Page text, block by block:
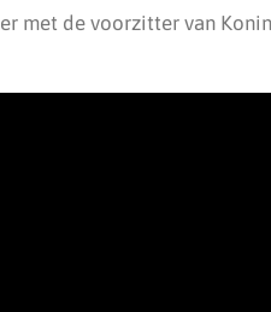
met de voorzitter van